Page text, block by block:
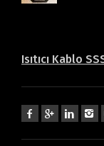
Isıtıcı Kablo